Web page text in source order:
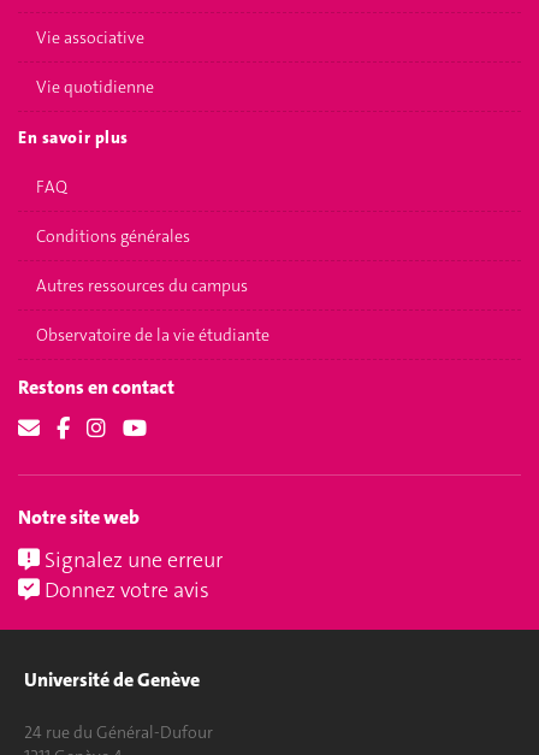
Vie associative
Vie quotidienne
En savoir plus
FAQ
Conditions générales
Autres ressources du campus
Observatoire de la vie étudiante
Restons en contact
Notre site web
Signalez une erreur
Donnez votre avis
Université de Genève
24 rue du Général-Dufour